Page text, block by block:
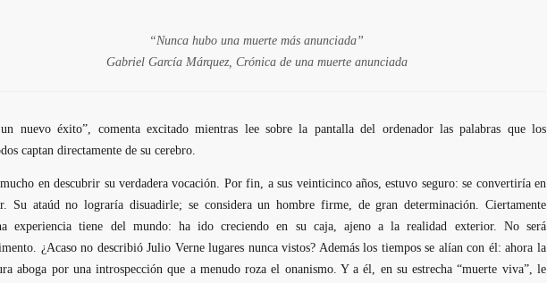
“Nunca hubo una muerte más anunciada”
Gabriel García Márquez, Crónica de una muerte anunciada
un nuevo éxito”, comenta excitado mientras lee sobre la pantalla del ordenador las palabras que los
captan directamente de su cerebro.
en descubrir su verdadera vocación. Por fin, a sus veinticinco años, estuvo seguro: se convertiría en
Su ataúd no lograría disuadirle; se considera un hombre firme, de gran determinación. Ciertamente
experiencia tiene del mundo: ha ido creciendo en su caja, ajeno a la realidad exterior. No será
¿Acaso no describió Julio Verne lugares nunca vistos? Además los tiempos se alían con él: ahora la
aboga por una introspección que a menudo roza el onanismo. Y a él, en su estrecha “muerte viva”, le